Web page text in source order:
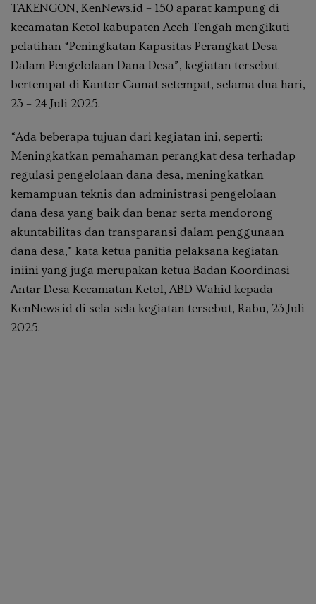
TAKENGON, KenNews.id – 150 aparat kampung di
kecamatan Ketol kabupaten Aceh Tengah mengikuti
pelatihan “Peningkatan Kapasitas Perangkat Desa
Dalam Pengelolaan Dana Desa”, kegiatan tersebut
bertempat di Kantor Camat setempat, selama dua hari,
23 – 24 Juli 2025.
“Ada beberapa tujuan dari kegiatan ini, seperti:
Meningkatkan pemahaman perangkat desa terhadap
regulasi pengelolaan dana desa, meningkatkan
kemampuan teknis dan administrasi pengelolaan
dana desa yang baik dan benar serta mendorong
akuntabilitas dan transparansi dalam penggunaan
dana desa,” kata ketua panitia pelaksana kegiatan
iniini yang juga merupakan ketua Badan Koordinasi
Antar Desa Kecamatan Ketol, ABD Wahid kepada
KenNews.id di sela-sela kegiatan tersebut, Rabu, 23 Juli
2025.